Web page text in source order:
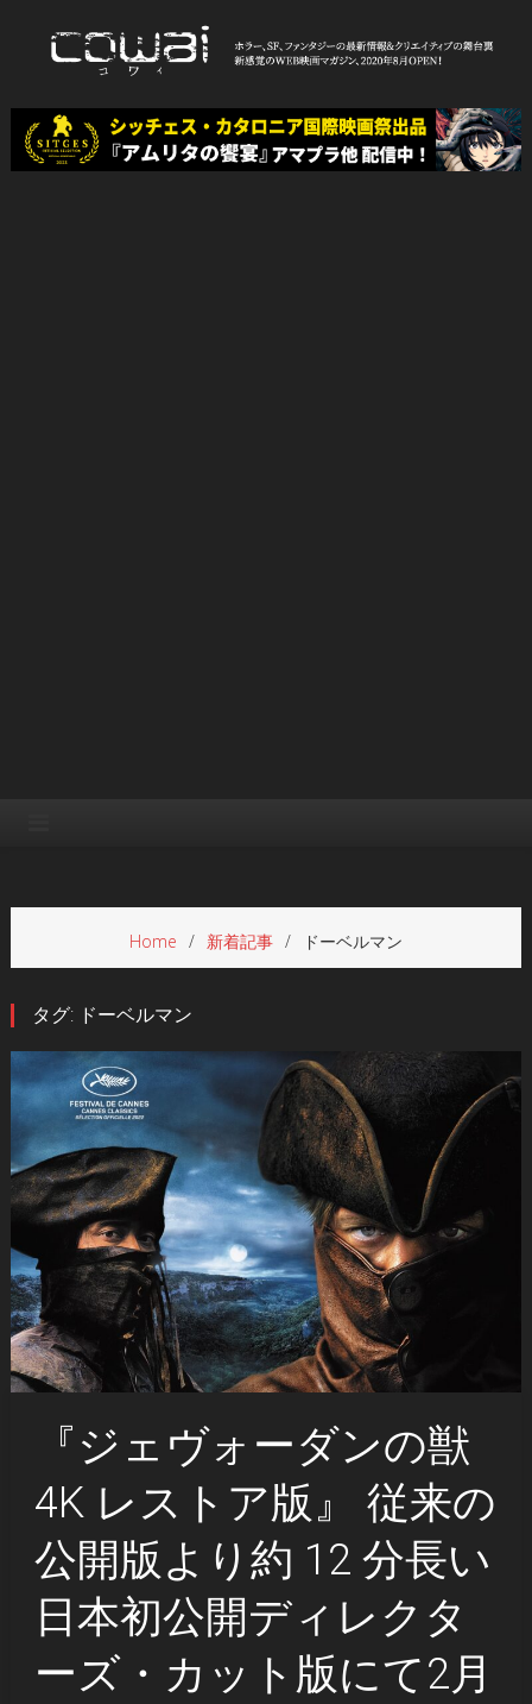
WEB映画マガジン「cowai コ
ワイ」
Home 新着記事 ドーベルマン
タグ: ドーベルマン
『ジェヴォーダンの獣
4K レストア版』 従来の
公開版より約 12 分長い
日本初公開ディレクタ
ーズ・カット版にて2月